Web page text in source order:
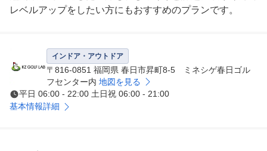
レベルアップをしたい方にもおすすめのプランです。
1クラス定員6～8名の少人数制なので効率よく練習できま
す。
ゴルフ仲間も自然に増えて楽しく練習を続けられます。
■誰でも自然に上達するシステムです！
インドア・アウトドア
〒816-0851 福岡県 春日市昇町8-5 ミネシゲ春日ゴル
フセンター内 地図を見る
平日 06:00 - 22:00 土日祝 06:00 - 21:00
基本情報詳細